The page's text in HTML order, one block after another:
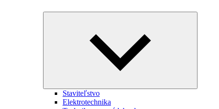
Staviteľstvo
Elektrotechnika